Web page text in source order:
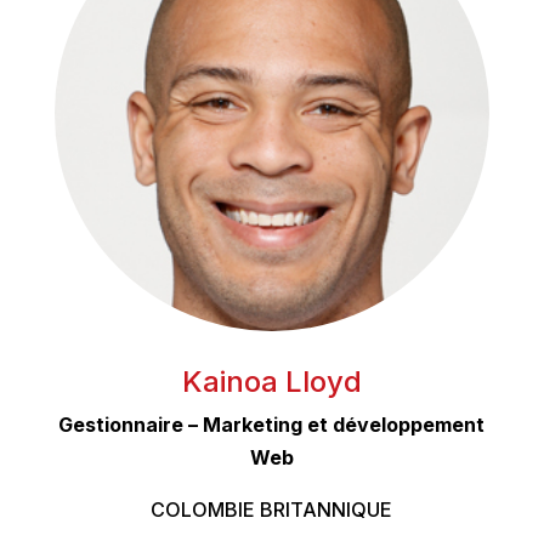
Kainoa Lloyd
Gestionnaire – Marketing et développement
Web
COLOMBIE BRITANNIQUE